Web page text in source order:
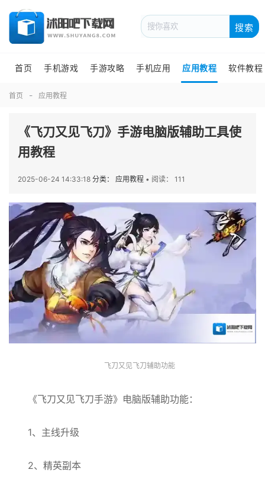
搜索
首页 手机游戏 手游攻略 手机应用 应用教程 软件教程
首页 应用教程
《飞刀又见飞刀》手游电脑版辅助工具使
用教程
2025-06-24 14:33:18 分类： 应用教程 • 阅读： 111
飞刀又见飞刀辅助功能
《飞刀又见飞刀手游》电脑版辅助功能：
1、主线升级
2、精英副本